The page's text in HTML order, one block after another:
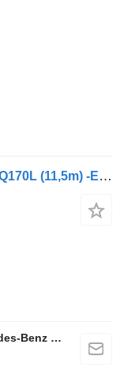
Mercedes-Benz Arocs 2751L HAD + Q170L (11,5m) -EBERT-Forst-LKW
Stefan Ebert GmbH - Autorisierter Mercedes-Benz Servicepartner